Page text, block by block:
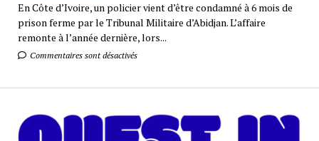
En Côte d’Ivoire, un policier vient d’être condamné à 6 mois de
prison ferme par le Tribunal Militaire d’Abidjan. L’affaire
remonte à l’année dernière, lors...
Commentaires sont désactivés